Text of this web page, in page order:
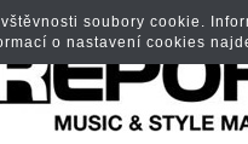
soubory cookie.
o nastavení cookies